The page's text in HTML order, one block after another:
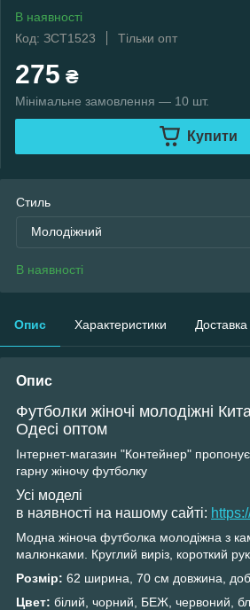
В наявності
Код: ЗСТ1523
Тільки опт
275 ₴
Мінімальне замовлення — 10 шт.
Купити
Стиль
Молодіжний
В наявності
Опис Характеристики Доставка
Опис
Футболки жіночі молодіжні
Одесі оптом
Інтернет-магазин "Контейнер"
гарну жіночу футболку
Усі моделі
в наявності на нашому сайті:
Модна жіноча футболка молодіжна з
малюнками. Круглий виріз, короткий
Розмір: 62 ширина, 70 см довжина,
Цвет: білий, чорний, БЕЖ, червоний,